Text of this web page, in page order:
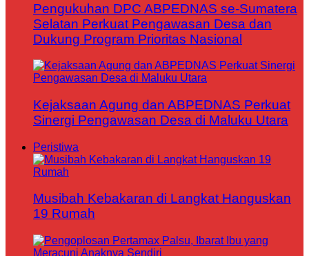
Pengukuhan DPC ABPEDNAS se-Sumatera
Selatan Perkuat Pengawasan Desa dan
Dukung Program Prioritas Nasional
Kejaksaan Agung dan ABPEDNAS Perkuat
Sinergi Pengawasan Desa di Maluku Utara
Peristiwa
Musibah Kebakaran di Langkat Hanguskan
19 Rumah